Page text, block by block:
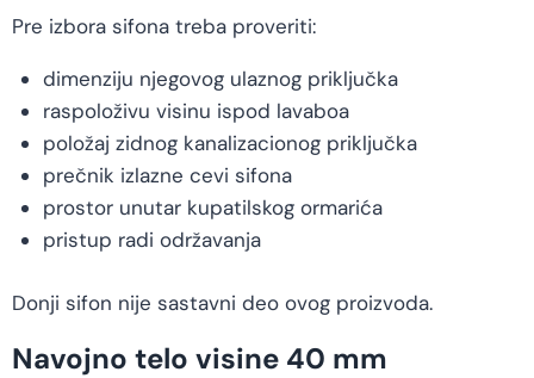
Pre izbora sifona treba proveriti:
dimenziju njegovog ulaznog priključka
raspoloživu visinu ispod lavaboa
položaj zidnog kanalizacionog priključka
prečnik izlazne cevi sifona
prostor unutar kupatilskog ormarića
pristup radi održavanja
Donji sifon nije sastavni deo ovog proizvoda.
Navojno telo visine 40 mm